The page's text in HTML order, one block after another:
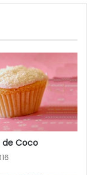
de Coco